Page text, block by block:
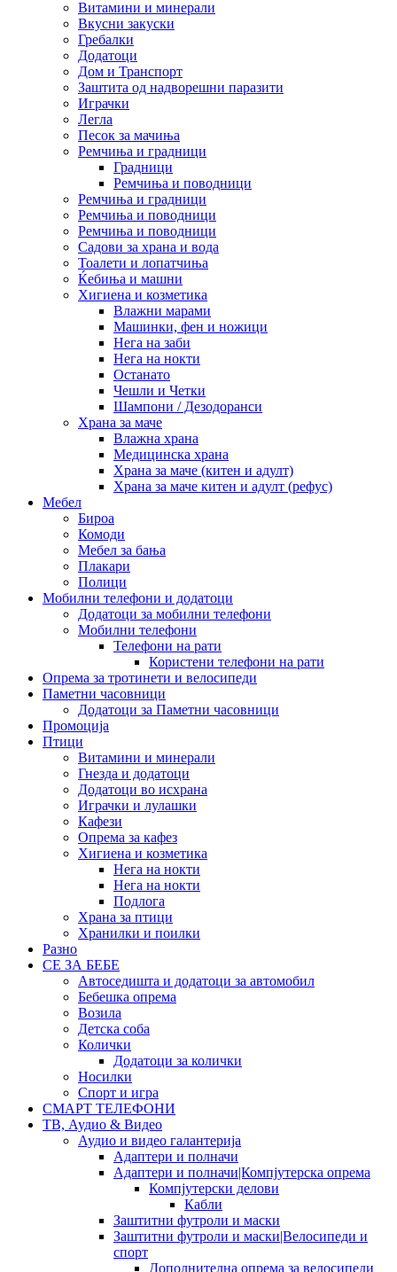
Витамини и минерали
Вкусни закуски
Гребалки
Додатоци
Дом и Транспорт
Заштита од надворешни паразити
Играчки
Легла
Песок за мачиња
Ремчиња и градници
Градници
Ремчиња и поводници
Ремчиња и градници
Ремчиња и поводници
Ремчиња и поводници
Садови за храна и вода
Тоалети и лопатчиња
Ќебиња и машни
Хигиена и козметика
Влажни марами
Машинки, фен и ножици
Нега на заби
Нега на нокти
Останато
Чешли и Четки
Шампони / Дезодоранси
Храна за маче
Влажна храна
Медицинска храна
Храна за маче (китен и адулт)
Храна за маче китен и адулт (рефус)
Мебел
Бироа
Комоди
Мебел за бања
Плакари
Полици
Мобилни телефони и додатоци
Додатоци за мобилни телефони
Мобилни телефони
Телефони на рати
Користени телефони на рати
Опрема за тротинети и велосипеди
Паметни часовници
Додатоци за Паметни часовници
Промоција
Птици
Витамини и минерали
Гнезда и додатоци
Додатоци во исхрана
Играчки и лулашки
Кафези
Опрема за кафез
Хигиена и козметика
Нега на нокти
Нега на нокти
Подлога
Храна за птици
Хранилки и поилки
Разно
СЕ ЗА БЕБЕ
Автоседишта и додатоци за автомобил
Бебешка опрема
Возила
Детска соба
Колички
Додатоци за колички
Носилки
Спорт и игра
СМАРТ ТЕЛЕФОНИ
ТВ, Аудио & Видео
Аудио и видео галантерија
Адаптери и полначи
Адаптери и полначи|Компјутерска опрема
Компјутерски делови
Кабли
Заштитни футроли и маски
Заштитни футроли и маски|Велосипеди и
спорт
Дополнителна опрема за велосипеди